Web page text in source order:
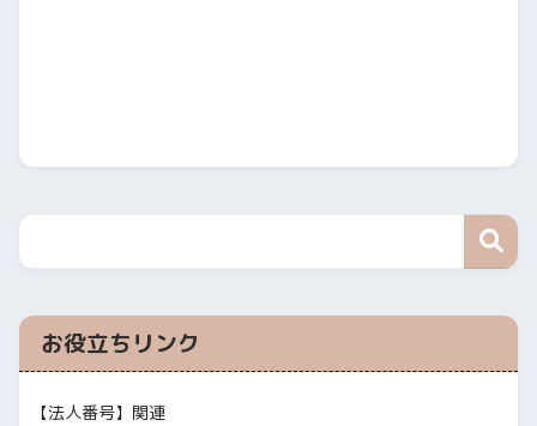
お役立ちリンク
【法人番号】関連